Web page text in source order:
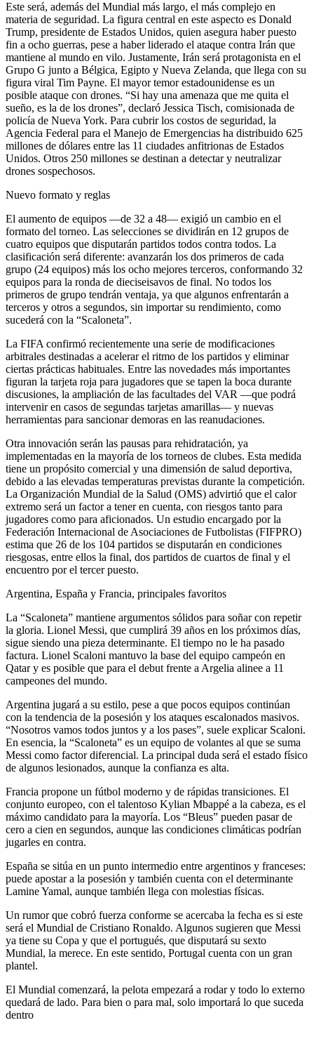
Este será, además del Mundial más largo, el más complejo en
materia de seguridad. La figura central en este aspecto es Donald
Trump, presidente de Estados Unidos, quien asegura haber puesto
fin a ocho guerras, pese a haber liderado el ataque contra Irán que
mantiene al mundo en vilo. Justamente, Irán será protagonista en el
Grupo G junto a Bélgica, Egipto y Nueva Zelanda, que llega con su
figura viral Tim Payne. El mayor temor estadounidense es un
posible ataque con drones. “Si hay una amenaza que me quita el
sueño, es la de los drones”, declaró Jessica Tisch, comisionada de
policía de Nueva York. Para cubrir los costos de seguridad, la
Agencia Federal para el Manejo de Emergencias ha distribuido 625
millones de dólares entre las 11 ciudades anfitrionas de Estados
Unidos. Otros 250 millones se destinan a detectar y neutralizar
drones sospechosos.
Nuevo formato y reglas
El aumento de equipos —de 32 a 48— exigió un cambio en el
formato del torneo. Las selecciones se dividirán en 12 grupos de
cuatro equipos que disputarán partidos todos contra todos. La
clasificación será diferente: avanzarán los dos primeros de cada
grupo (24 equipos) más los ocho mejores terceros, conformando 32
equipos para la ronda de dieciseisavos de final. No todos los
primeros de grupo tendrán ventaja, ya que algunos enfrentarán a
terceros y otros a segundos, sin importar su rendimiento, como
sucederá con la “Scaloneta”.
La FIFA confirmó recientemente una serie de modificaciones
arbitrales destinadas a acelerar el ritmo de los partidos y eliminar
ciertas prácticas habituales. Entre las novedades más importantes
figuran la tarjeta roja para jugadores que se tapen la boca durante
discusiones, la ampliación de las facultades del VAR —que podrá
intervenir en casos de segundas tarjetas amarillas— y nuevas
herramientas para sancionar demoras en las reanudaciones.
Otra innovación serán las pausas para rehidratación, ya
implementadas en la mayoría de los torneos de clubes. Esta medida
tiene un propósito comercial y una dimensión de salud deportiva,
debido a las elevadas temperaturas previstas durante la competición.
La Organización Mundial de la Salud (OMS) advirtió que el calor
extremo será un factor a tener en cuenta, con riesgos tanto para
jugadores como para aficionados. Un estudio encargado por la
Federación Internacional de Asociaciones de Futbolistas (FIFPRO)
estima que 26 de los 104 partidos se disputarán en condiciones
riesgosas, entre ellos la final, dos partidos de cuartos de final y el
encuentro por el tercer puesto.
Argentina, España y Francia, principales favoritos
La “Scaloneta” mantiene argumentos sólidos para soñar con repetir
la gloria. Lionel Messi, que cumplirá 39 años en los próximos días,
sigue siendo una pieza determinante. El tiempo no le ha pasado
factura. Lionel Scaloni mantuvo la base del equipo campeón en
Qatar y es posible que para el debut frente a Argelia alinee a 11
campeones del mundo.
Argentina jugará a su estilo, pese a que pocos equipos continúan
con la tendencia de la posesión y los ataques escalonados masivos.
“Nosotros vamos todos juntos y a los pases”, suele explicar Scaloni.
En esencia, la “Scaloneta” es un equipo de volantes al que se suma
Messi como factor diferencial. La principal duda será el estado físico
de algunos lesionados, aunque la confianza es alta.
Francia propone un fútbol moderno y de rápidas transiciones. El
conjunto europeo, con el talentoso Kylian Mbappé a la cabeza, es el
máximo candidato para la mayoría. Los “Bleus” pueden pasar de
cero a cien en segundos, aunque las condiciones climáticas podrían
jugarles en contra.
España se sitúa en un punto intermedio entre argentinos y franceses:
puede apostar a la posesión y también cuenta con el determinante
Lamine Yamal, aunque también llega con molestias físicas.
Un rumor que cobró fuerza conforme se acercaba la fecha es si este
será el Mundial de Cristiano Ronaldo. Algunos sugieren que Messi
ya tiene su Copa y que el portugués, que disputará su sexto
Mundial, la merece. En este sentido, Portugal cuenta con un gran
plantel.
El Mundial comenzará, la pelota empezará a rodar y todo lo externo
quedará de lado. Para bien o para mal, solo importará lo que suceda
dentro